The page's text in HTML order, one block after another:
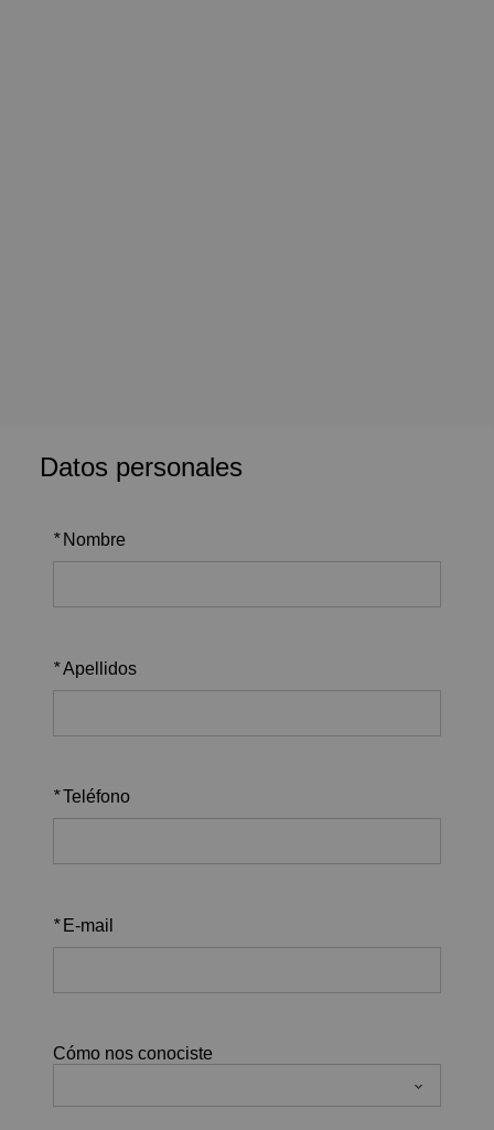
Datos personales
* Nombre
*Apellidos
*Teléfono
* E-mail
Cómo nos conociste